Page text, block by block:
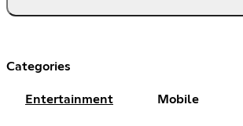
Categories
Entertainment Mobile